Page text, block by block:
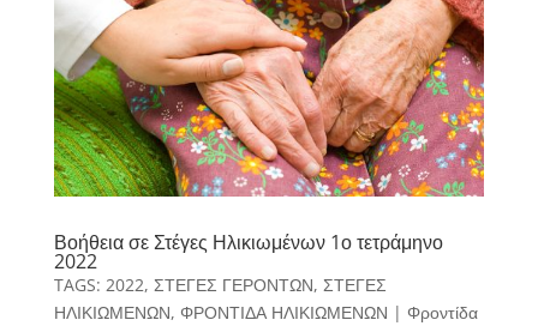
Βοήθεια σε Στέγες Ηλικιωμένων 1ο τετράμηνο
2022
TAGS: 2022, ΣΤΕΓΕΣ ΓΕΡΟΝΤΩΝ, ΣΤΕΓΕΣ
ΗΛΙΚΙΩΜΕΝΩΝ, ΦΡΟΝΤΙΔΑ ΗΛΙΚΙΩΜΕΝΩΝ | Φροντίδα